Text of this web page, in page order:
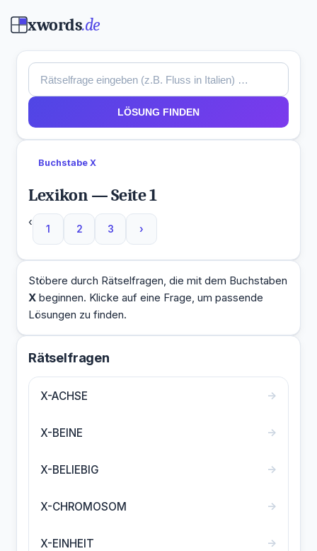
xwords.de
LÖSUNG FINDEN
Buchstabe X
Lexikon — Seite 1
‹
1 2 3 ›
Stöbere durch Rätselfragen, die mit dem Buchstaben
X beginnen. Klicke auf eine Frage, um passende
Lösungen zu finden.
Rätselfragen
X-ACHSE →
X-BEINE →
X-BELIEBIG →
X-CHROMOSOM →
X-EINHEIT →